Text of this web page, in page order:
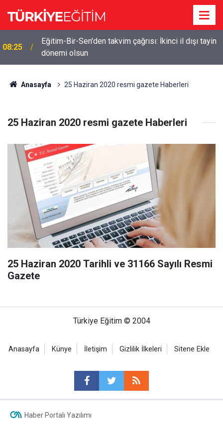
08:25
Eğitim-Bir-Sen'den takvim çağrısı: İkinci il dışı tayin
dönemi olsun
Anasayfa 25 Haziran 2020 resmi gazete Haberleri
25 Haziran 2020 resmi gazete Haberleri
25 Haziran 2020 Tarihli ve 31166 Sayılı Resmi
Gazete
Türkiye Eğitim © 2004
Anasayfa Künye İletişim Gizlilik İlkeleri Sitene Ekle
Haber Portalı Yazılımı